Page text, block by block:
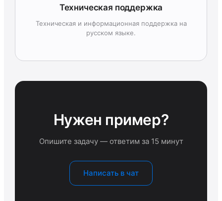
Техническая поддержка
Техническая и информационная поддержка на
русском языке.
Нужен пример?
Опишите задачу — ответим за 15 минут
Написать в чат